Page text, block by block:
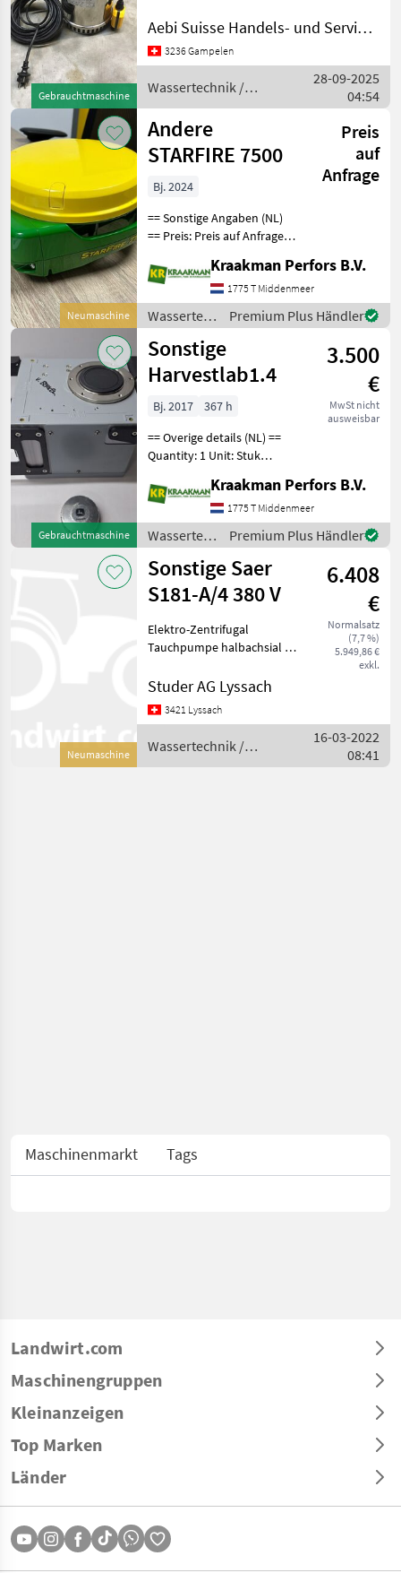
Gebrauchtmaschine
24m3/h Ø Durchgang
Durchlass für Gestteile bis
Aebi Suisse Handels- und Serviceorganisation SA
3236 Gampelen
Wassertechnik /
Sonstige
28-09-2025
04:54
Neumaschine
Andere
STARFIRE 7500
Preis
auf
Anfrage
Bj. 2024
== Sonstige Angaben (NL)
== Preis: Preis auf Anfrage
Genauigkeit: SF1 Ready
Marke : John Deere Typ :
Starfire 7500 SF1
Beschreibung :
Kraakman Perfors B.V.
1775 T Middenmeer
Wassertechnik
/ Sonstige
Premium Plus Händler
Gebrauchtmaschine
Sonstige
Harvestlab1.4
3.500
€
MwSt nicht
ausweisbar
Bj. 2017
367 h
== Overige details (NL) ==
Quantity: 1 Unit: Stuk
activatie Harvestlab1.4
zonder activatie John
Deere Nir sensor GPS
Wassertechnik Pumpe
Kraakman Perfors B.V.
1775 T Middenmeer
Wassertechnik
/ Sonstige
Premium Plus Händler
Neumaschine
Sonstige Saer
S181-A/4 380 V
6.408
€
Normalsatz
(7,7 %)
5.949,86 €
exkl.
Elektro-Zentrifugal
Tauchpumpe halbachsial /
T/Min / Originalverpackt, nie
benutzt / Verkauf ab Kunde
Wassertechnik Pumpe oder
Studer AG Lyssach
3421 Lyssach
Wassertechnik /
Sonstige
16-03-2022
08:41
Maschinenmarkt Tags
Landwirt.com
Maschinengruppen
Kleinanzeigen
Top Marken
Länder